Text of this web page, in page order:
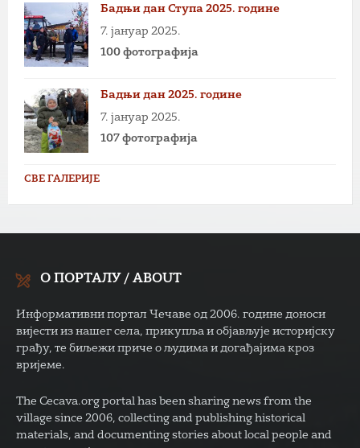
Бадњи дан Ступа 2025. године
7. јануар 2025.
100 фотографија
Бадњи дан 2025. године
7. јануар 2025.
107 фотографија
СВЕ ГАЛЕРИЈЕ
О ПОРТАЛУ / ABOUT
Информативни портал Чечаве од 2006. године доноси
вијести из нашег села, прикупља и објављује историјску
грађу, те биљежи приче о људима и догађајима кроз
вријеме.
The Cecava.org portal has been sharing news from the
village since 2006, collecting and publishing historical
materials, and documenting stories about local people and